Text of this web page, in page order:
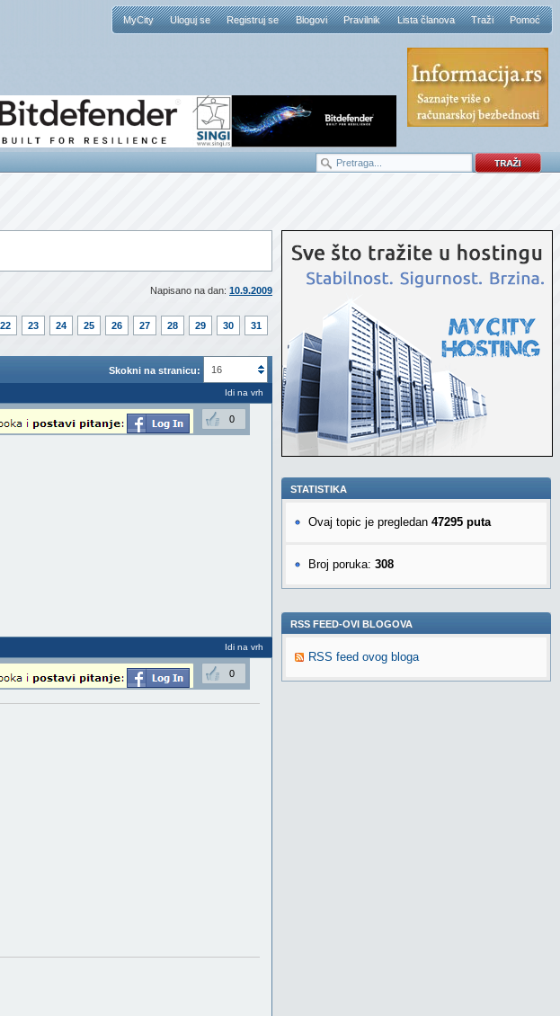
MyCity Uloguj se Registruj se Blogovi Pravilnik Lista članova Traži Pomoć
Napisano na dan: 10.9.2009
22 23 24 25 26 27 28 29 30 31
Skokni na stranicu: 16
Idi na vrh
0
Idi na vrh
0
STATISTIKA
Ovaj topic je pregledan 47295 puta
Broj poruka: 308
RSS FEED-OVI BLOGOVA
RSS feed ovog bloga